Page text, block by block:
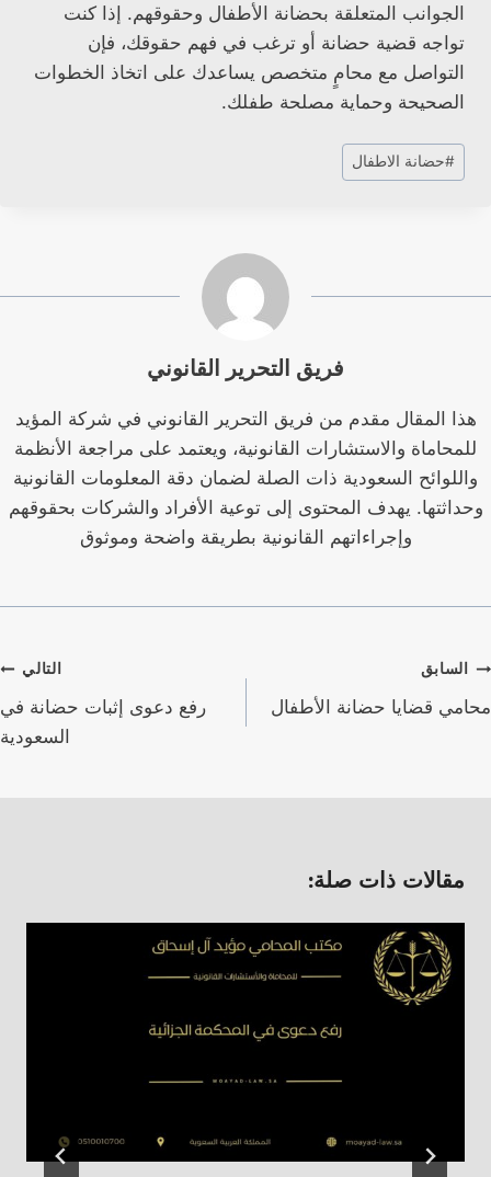
الجوانب المتعلقة بحضانة الأطفال وحقوقهم. إذا كنت
تواجه قضية حضانة أو ترغب في فهم حقوقك، فإن
التواصل مع محامٍ متخصص يساعدك على اتخاذ الخطوات
الصحيحة وحماية مصلحة طفلك.
وسوم
المقال:
#حضانة الاطفال
فريق التحرير القانوني
هذا المقال مقدم من فريق التحرير القانوني في شركة المؤيد
للمحاماة والاستشارات القانونية، ويعتمد على مراجعة الأنظمة
واللوائح السعودية ذات الصلة لضمان دقة المعلومات القانونية
وحداثتها. يهدف المحتوى إلى توعية الأفراد والشركات بحقوقهم
وإجراءاتهم القانونية بطريقة واضحة وموثوق
تصفّح
المقالات
السابق
محامي قضايا حضانة الأطفال
التالي
رفع دعوى إثبات حضانة في
السعودية
مقالات ذات صلة: